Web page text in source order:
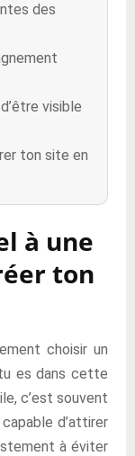
des
visible
ton site en
à une
ton
choisir un
es dans cette
c’est souvent
d’attirer
à éviter